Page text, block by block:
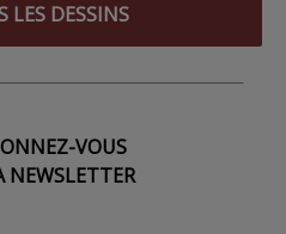
LES DESSINS
VOUS
NEWSLETTER